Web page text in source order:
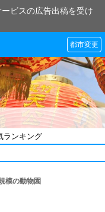
ビスの広告出稿を受け
都市変更
ランキング
模の動物園